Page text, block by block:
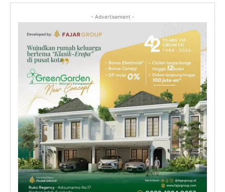
- Advertisement -